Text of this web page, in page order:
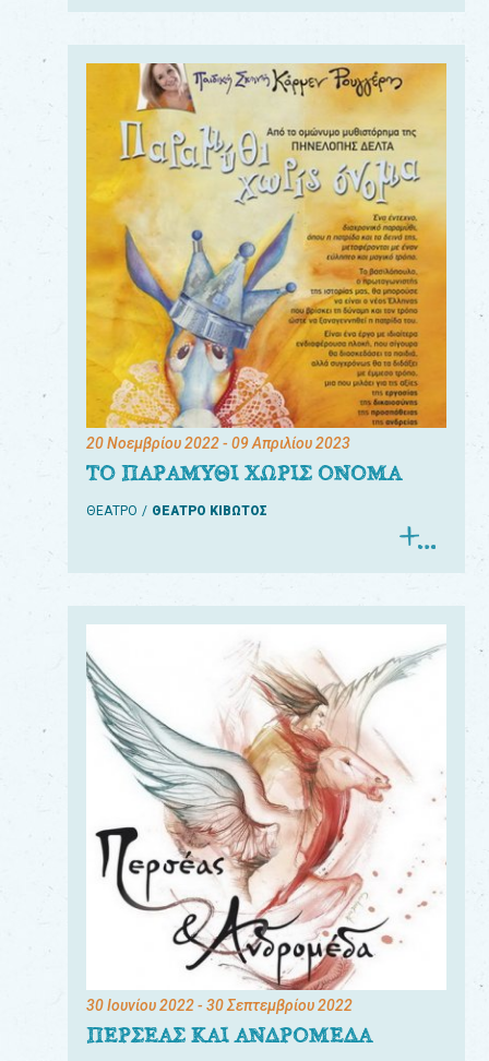
20 Νοεμβρίου 2022- 09 Απριλίου 2023
ΤΟ ΠΑΡΑΜΥΘΙ ΧΩΡΙΣ ΟΝΟΜΑ
ΘΕΑΤΡΟ ΘΕΑΤΡΟ ΚΙΒΩΤΟΣ
30 Ιουνίου 2022- 30 Σεπτεμβρίου 2022
ΠΕΡΣΕΑΣ ΚΑΙ ΑΝΔΡΟΜΕΔΑ